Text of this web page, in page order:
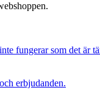
fungerar som det är
erbjudanden.